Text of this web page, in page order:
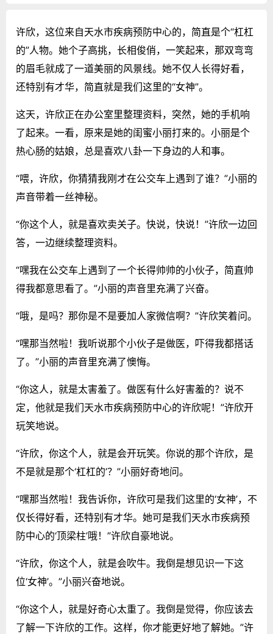
许欣，这位来自天水市疾病预防中心的，简直是个“杠杠
的”人物。她个子高挑，长相俊俏，一笑起来，那双弯弯
的眉毛就成了一道美丽的风景线。她不仅人长得好看，
还特别有才华，简直就是我们这里的“女神”。
这天，许欣正在办公室里整理资料，突然，她的手机响
了起来。一看，原来是她的闺蜜小丽打来的。小丽是个
热心肠的姑娘，总是喜欢八卦一下身边的人和事。
“喂，许欣，你猜猜我刚才在公交车上遇到了谁？”小丽的
声音带着一丝神秘。
“你这个人，就是喜欢卖关子。快说，快说！”许欣一边回
答，一边继续整理资料。
“嘿我在公交车上遇到了一个长得帅帅的小伙子，简直帅
得我都意思看了。”小丽的声音里充满了兴奋。
“哦，是吗？那你是不是要加人家微信啊？”许欣笑着问。
“嘿那当然啦！我听说那个小伙子是做医，吓得我都搭话
了。”小丽的声音里充满了懊悔。
“你这人，就是太害羞了。做医有什么好害羞的？说不
定，他就是我们天水市疾病预防中心的许欣呢！”许欣开
玩笑地说。
“许欣，你这个人，就是会开玩笑。你说的那个许欣，是
不是就是那个‘杠杠的’？”小丽好奇地问。
“嘿那当然啦！我告诉你，许欣可是我们这里的‘女神’，不
仅长得好看，还特别有才华。她可是我们天水市疾病预
防中心的‘顶梁柱’哦！”许欣自豪地说。
“许欣，你这个人，就是会吹牛。我倒是想见识一下这
位‘女神’。”小丽兴奋地说。
“你这个人，就是好奇心太重了。我倒是觉得，你应该去
了解一下许欣的工作。这样，你才能更好地了解她。”许